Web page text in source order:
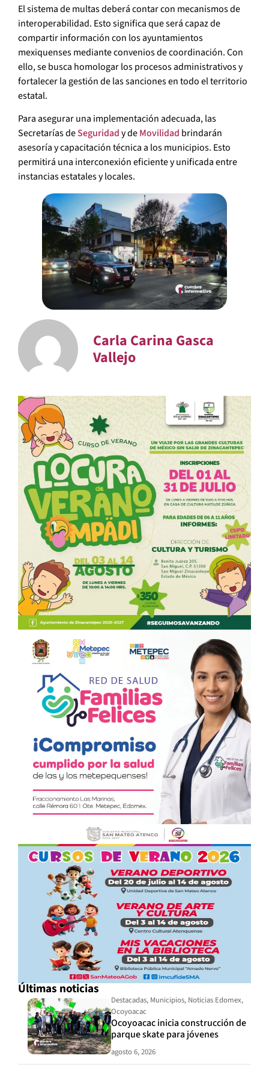
El sistema de multas deberá contar con mecanismos de
interoperabilidad. Esto significa que será capaz de
compartir información con los ayuntamientos
mexiquenses mediante convenios de coordinación. Con
ello, se busca homologar los procesos administrativos y
fortalecer la gestión de las sanciones en todo el territorio
estatal.
Para asegurar una implementación adecuada, las
Secretarías deSeguridady deMovilidad brindarán
asesoría y capacitación técnica a los municipios. Esto
permitirá una interconexión eficiente y unificada entre
instancias estatales y locales.
Carla Carina Gasca
Vallejo
Últimas noticias
Destacadas, Municipios, Noticias Edomex,
Ocoyoacac
Ocoyoacac inicia construcción de
parque skate para jóvenes
agosto 6, 2026